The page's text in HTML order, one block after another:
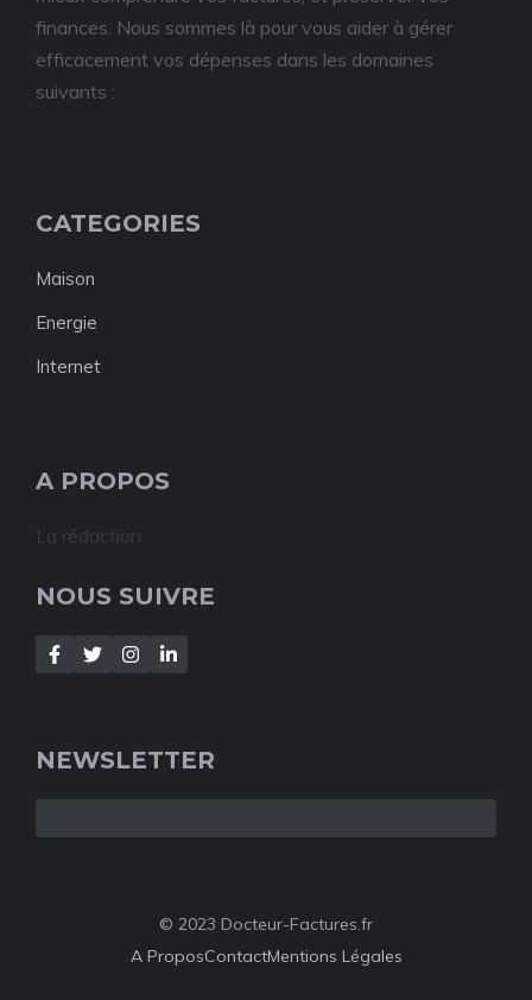
finances. Nous sommes là pour vous aider à gérer
efficacement vos dépenses dans les domaines
suivants :
CATEGORIES
Maison
Energie
Internet
A PROPOS
La rédaction
NOUS SUIVRE
NEWSLETTER
© 2023 Docteur-Factures.fr
A ProposContactMentions Légales